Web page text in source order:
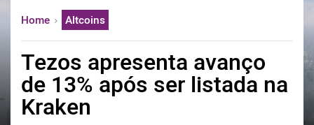
中文
한국어
العربية
ไทย
Home Altcoins
Tezos apresenta avanço
de 13% após ser listada na
Kraken